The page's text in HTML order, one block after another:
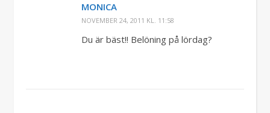
MONICA
NOVEMBER 24, 2011 KL. 11:58
Du är bäst!! Belöning på lördag?